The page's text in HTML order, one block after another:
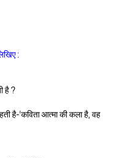
:
है ?
है-‘कविता आत्मा की कला है, वह